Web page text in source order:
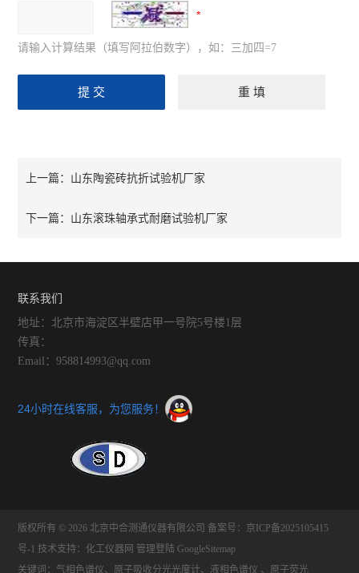
请输入计算结果（填写阿拉伯数字），如：三加四=7
上一篇： 山东陶瓷砖抗折试验机厂家
下一篇： 山东滚珠轴承式耐磨试验机厂家
联系我们
地址：北京市海淀区半壁店甲一号院5号楼1层
传真：
Email：958814993@qq.com
24小时在线客服，为您服务！
版权所有 © 2026 北京中合测通仪器有限公司 备案号：京ICP备2025105415
号-1 技术支持： 化工仪器网 管理登陆 GoogleSitemap
关键词：气相色谱仪、原子吸收分光光度计、液相色谱仪 、原子荧光